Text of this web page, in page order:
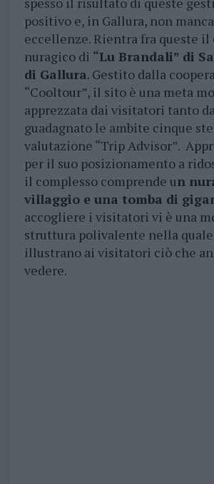
positivo e, in Gallura, non
eccellenze. Rientra fra queste il
nuragico di “Lu Brandali” di
di Gallura. Gestito dalla
“Cooltour”, il sito è una meta
apprezzata dai visitatori tanto
guadagnato le ambite cinque
valutazione “Trip Advisor”.
per il suo posizionamento a
il complesso comprende un
villaggio e una tomba di
accogliere i visitatori vi è una
struttura polivalente nella
illustrano ai visitatori ciò che
vedere.